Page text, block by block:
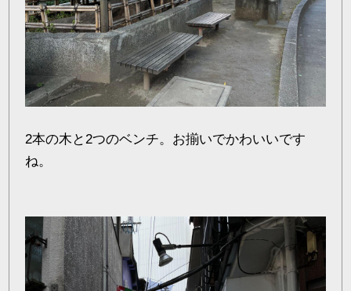
2本の木と2つのベンチ。お揃いでかわいいです
ね。